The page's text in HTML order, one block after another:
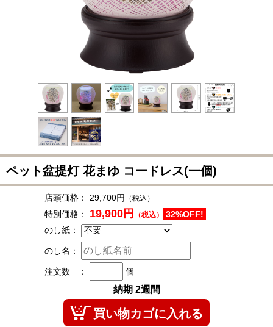
ペット盆提灯 花まゆ コードレス(一個)
店頭価格： 29,700円 （税込）
特別価格： 19,900円 （税込）
32%OFF!
のし紙：
のし名：
注文数 ： 個
納期 2週間